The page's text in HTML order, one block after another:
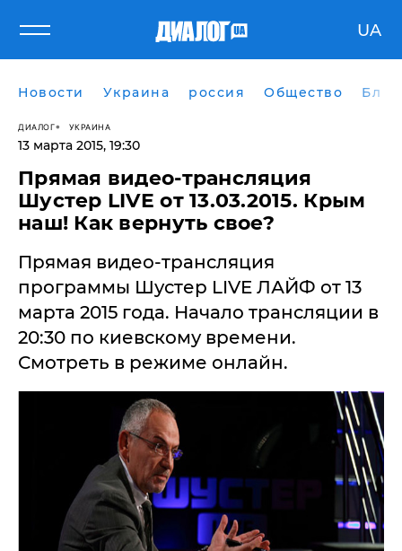
UA
Новости Украина россия Общество
ДИАЛОГ УКРАИНА
13 марта 2015, 19:30
Прямая видео-трансляция
Шустер LIVE от 13.03.2015. Крым
наш! Как вернуть свое?
Прямая видео-трансляция
программы Шустер LIVE ЛАЙФ от 13
марта 2015 года. ​Начало трансляции в
20:30 по киевскому времени.
Смотреть в режиме онлайн.